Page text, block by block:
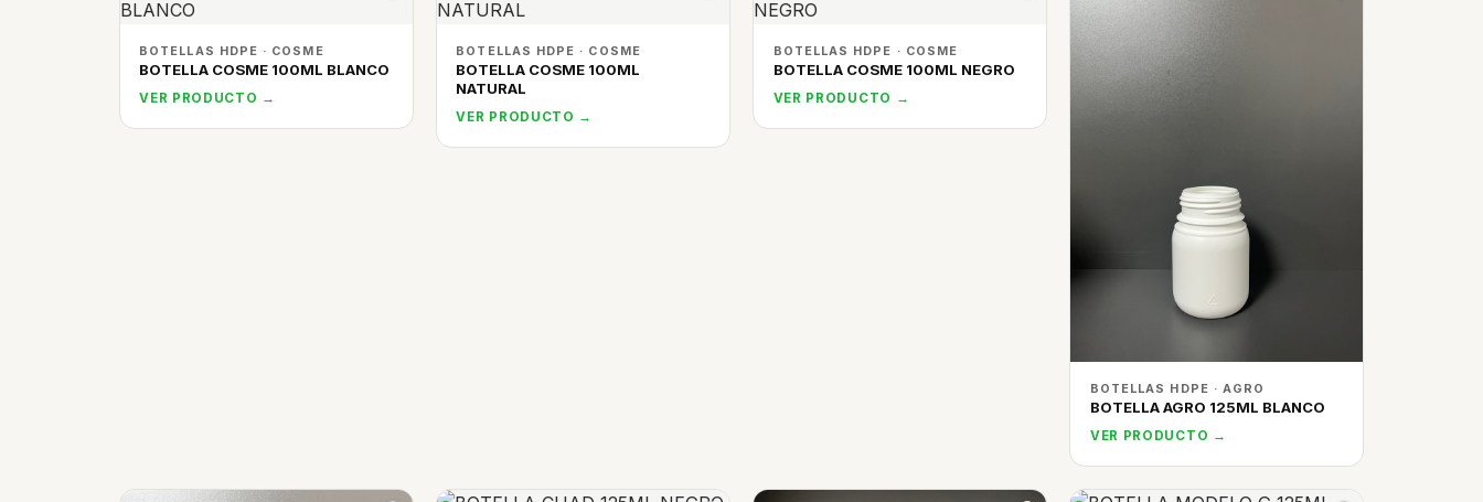
BOTELLAS HDPE · COSME
BOTELLA COSME 100ML BLANCO
VER PRODUCTO →
BOTELLAS HDPE · COSME
BOTELLA COSME 100ML
NATURAL
VER PRODUCTO →
BOTELLAS HDPE · COSME
BOTELLA COSME 100ML NEGRO
VER PRODUCTO →
BOTELLAS HDPE · AGRO
BOTELLA AGRO 125ML BLANCO
VER PRODUCTO →